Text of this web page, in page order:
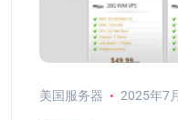
美国服务器 2025年7